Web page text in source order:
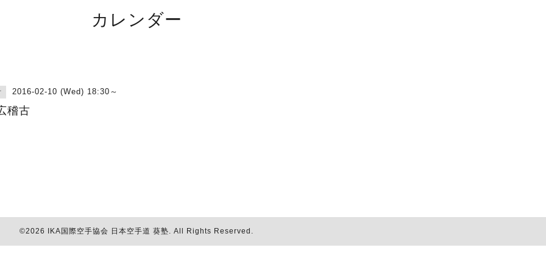
カレンダー
2016-02-10 (Wed) 18:30～
稽古
©2026 IKA国際空手協会 日本空手道 葵塾. All Rights Reserved.